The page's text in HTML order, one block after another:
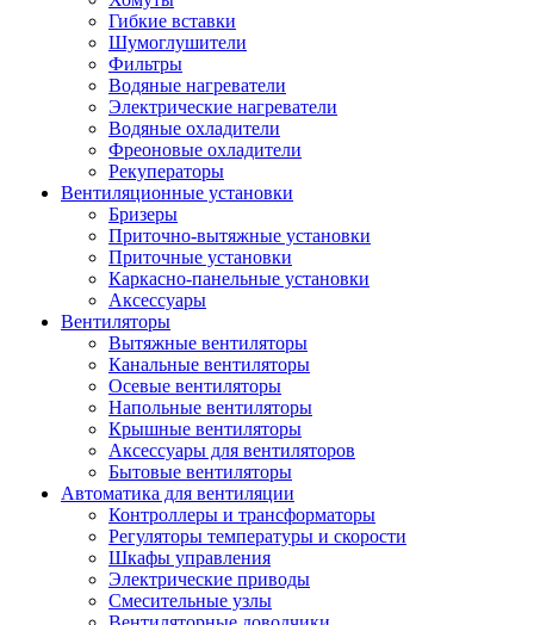
Гибкие вставки
Шумоглушители
Фильтры
Водяные нагреватели
Электрические нагреватели
Водяные охладители
Фреоновые охладители
Рекуператоры
Вентиляционные установки
Бризеры
Приточно-вытяжные установки
Приточные установки
Каркасно-панельные установки
Аксессуары
Вентиляторы
Вытяжные вентиляторы
Канальные вентиляторы
Осевые вентиляторы
Напольные вентиляторы
Крышные вентиляторы
Аксессуары для вентиляторов
Бытовые вентиляторы
Автоматика для вентиляции
Контроллеры и трансформаторы
Регуляторы температуры и скорости
Шкафы управления
Электрические приводы
Смесительные узлы